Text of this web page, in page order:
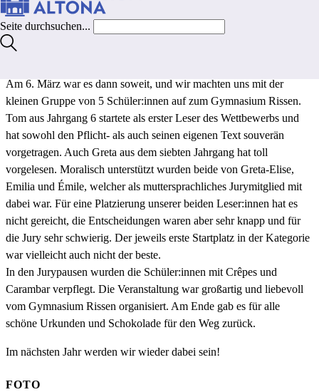
Seite durchsuchen...
Vorlesewettbewerb Französisch „Fête de la lecture“ der Schulen im
Hamburger Westen teilgenommen. Zunächst wurden die jeweils
Erst- und Zweitplatzierten der Jahrgänge 6 und 7 schulintern
Am 6. März war es dann soweit, und wir machten uns mit der
kleinen Gruppe von 5 Schüler:innen auf zum Gymnasium Rissen.
Tom aus Jahrgang 6 startete als erster Leser des Wettbewerbs und
hat sowohl den Pflicht- als auch seinen eigenen Text souverän
vorgetragen. Auch Greta aus dem siebten Jahrgang hat toll
vorgelesen. Moralisch unterstützt wurden beide von Greta-Elise,
Emilia und Émile, welcher als muttersprachliches Jurymitglied mit
dabei war. Für eine Platzierung unserer beiden Leser:innen hat es
nicht gereicht, die Entscheidungen waren aber sehr knapp und für
die Jury sehr schwierig. Der jeweils erste Startplatz in der Kategorie
war vielleicht auch nicht der beste.
In den Jurypausen wurden die Schüler:innen mit Crêpes und
Carambar verpflegt. Die Veranstaltung war großartig und liebevoll
vom Gymnasium Rissen organisiert. Am Ende gab es für alle
schöne Urkunden und Schokolade für den Weg zurück.
Im nächsten Jahr werden wir wieder dabei sein!
FOTO